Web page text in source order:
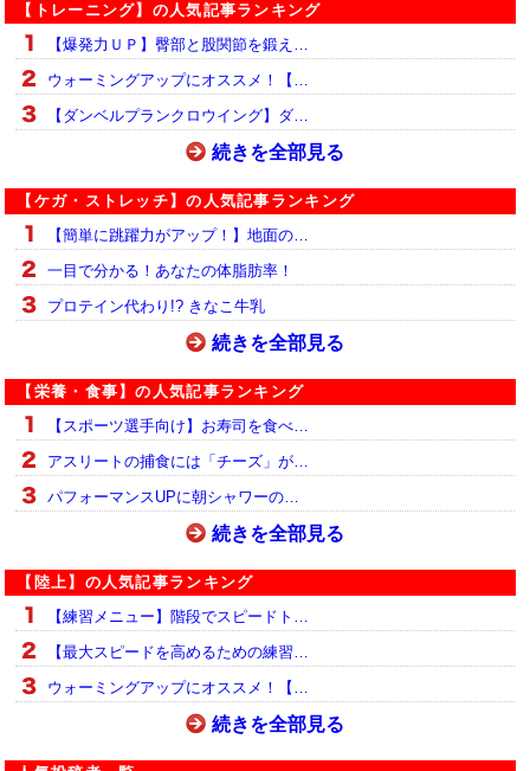
【トレーニング】の人気記事ランキング
【爆発力ＵＰ】臀部と股関節を鍛え…
ウォーミングアップにオススメ！【…
【ダンベルプランクロウイング】ダ…
続きを全部見る
【ケガ・ストレッチ】の人気記事ランキング
【簡単に跳躍力がアップ！】地面の…
一目で分かる！あなたの体脂肪率！
プロテイン代わり!? きなこ牛乳
続きを全部見る
【栄養・食事】の人気記事ランキング
【スポーツ選手向け】お寿司を食べ…
アスリートの捕食には「チーズ」が…
パフォーマンスUPに朝シャワーの…
続きを全部見る
【陸上】の人気記事ランキング
【練習メニュー】階段でスピードト…
【最大スピードを高めるための練習…
ウォーミングアップにオススメ！【…
続きを全部見る